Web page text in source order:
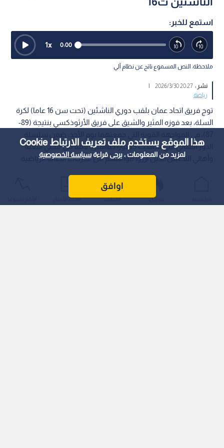
هذا الموقع يستخدم ملف تعريف الارتباط Cookie
لمزيد من المعلومات ، يرجى قراءةسياسة الخصوصية
اوافق
استمع للخبر:
0:00
1x
ملاحظة: النص المسموع ناتج عن نظام آلي
نشر :20:27 2026/3/30
|
رياضة
توج فريق اتحاد عمان بلقب دوري الناشئين (تحت سن 16 عاما) لكرة
السلة، بعد فوزه المثير والشيق على فريق الأرثوذكسي بنتيجة (89-
الدور النهائي التي شهدت حضورا جماهيريا لافتا من محبي اللعبة
وأهالي اللاعبين الذين آزروا مواهبهم من مدرجات الصالة الرياضية.
عواجل المباشر أحدث الأخبار